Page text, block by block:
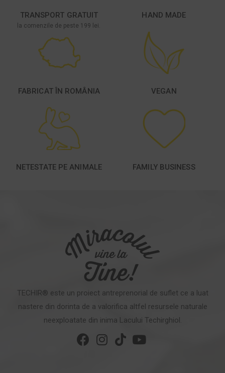
TRANSPORT GRATUIT
la comenzile de peste 199 lei.
HAND MADE
FABRICAT ÎN ROMÂNIA VEGAN
NETESTATE PE ANIMALE FAMILY BUSINESS
TECHIR® este un proiect antreprenorial de suflet ce a luat
nastere din dorinta de a valorifica altfel resursele naturale
neexploatate din inima Lacului Techirghiol.